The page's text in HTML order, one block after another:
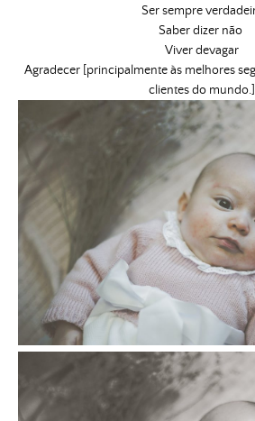
Ser sempre
Saber dizer não
Viver devagar
Agradecer [principalmente às melhores
clientes do mundo.]